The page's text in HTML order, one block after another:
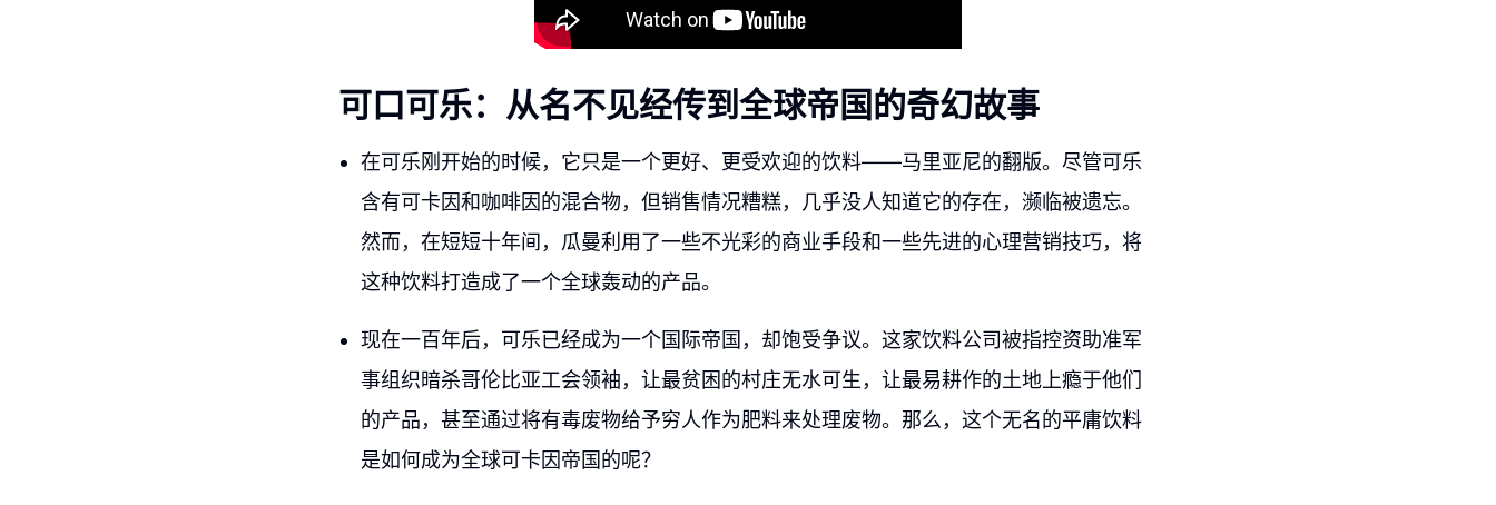
可口可乐：从名不见经传到全球帝国的奇幻故事
在可乐刚开始的时候，它只是一个更好、更受欢迎的饮料——马里亚尼的翻版。尽管可乐
含有可卡因和咖啡因的混合物，但销售情况糟糕，几乎没人知道它的存在，濒临被遗忘。
然而，在短短十年间，瓜曼利用了一些不光彩的商业手段和一些先进的心理营销技巧，将
这种饮料打造成了一个全球轰动的产品。
现在一百年后，可乐已经成为一个国际帝国，却饱受争议。这家饮料公司被指控资助准军
事组织暗杀哥伦比亚工会领袖，让最贫困的村庄无水可生，让最易耕作的土地上瘾于他们
的产品，甚至通过将有毒废物给予穷人作为肥料来处理废物。那么，这个无名的平庸饮料
是如何成为全球可卡因帝国的呢？